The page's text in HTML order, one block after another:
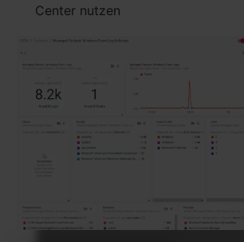
Center nutzen